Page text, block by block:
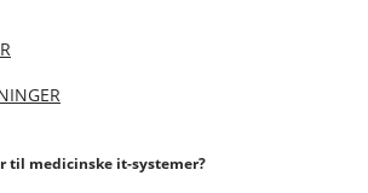
til medicinske it-systemer?